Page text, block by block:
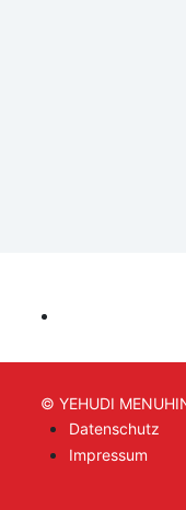
© YEHUDI
Datenschutz
Impressum